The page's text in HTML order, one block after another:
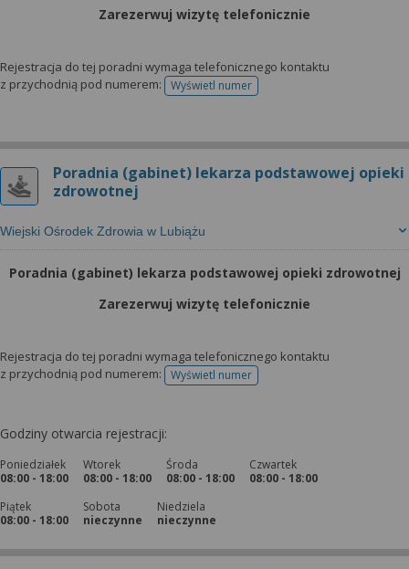
Zarezerwuj wizytę telefonicznie
Rejestracja do tej poradni wymaga telefonicznego kontaktu
z przychodnią pod numerem:
Wyświetl numertelefonu do rejestracji
Poradnia (gabinet) lekarza podstawowej opieki
zdrowotnej
Wiejski Ośrodek Zdrowia w Lubiążu
Poradnia (gabinet) lekarza podstawowej opieki zdrowotnej
Zarezerwuj wizytę telefonicznie
Rejestracja do tej poradni wymaga telefonicznego kontaktu
z przychodnią pod numerem:
Wyświetl numertelefonu do rejestracji
Godziny otwarcia rejestracji:
Poniedziałek
08:00 - 18:00
Wtorek
08:00 - 18:00
Środa
08:00 - 18:00
Czwartek
08:00 - 18:00
Piątek
08:00 - 18:00
Sobota
nieczynne
Niedziela
nieczynne
możesz też wycofać zgodę na przetwarzanie Twoich
dowiedzieć się więcej lub chcesz przeprowadzić
konfigurację szczegółową, to możesz tego dokonać
Więcej informacji na temat wykorzystywania
znajdziesz w Regulaminie Serwisu.